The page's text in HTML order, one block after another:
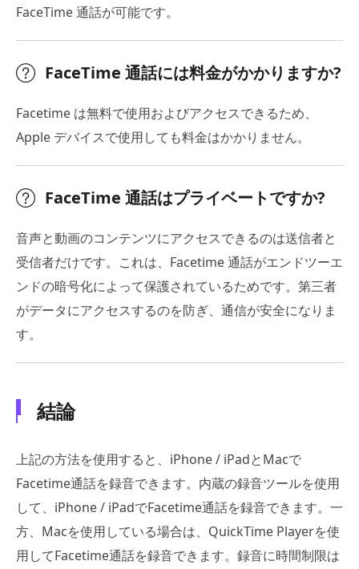
FaceTime 通話が可能です。
FaceTime 通話には料金がかかりますか?
Facetime は無料で使用およびアクセスできるため、
Apple デバイスで使用しても料金はかかりません。
FaceTime 通話はプライベートですか?
音声と動画のコンテンツにアクセスできるのは送信者と
受信者だけです。これは、Facetime 通話がエンドツーエ
ンドの暗号化によって保護されているためです。第三者
がデータにアクセスするのを防ぎ、通信が安全になりま
す。
結論
上記の方法を使用すると、iPhone / iPadとMacで
Facetime通話を録音できます。内蔵の録音ツールを使用
して、iPhone / iPadでFacetime通話を録音できます。一
方、Macを使用している場合は、QuickTime Playerを使
用してFacetime通話を録音できます。録音に時間制限は